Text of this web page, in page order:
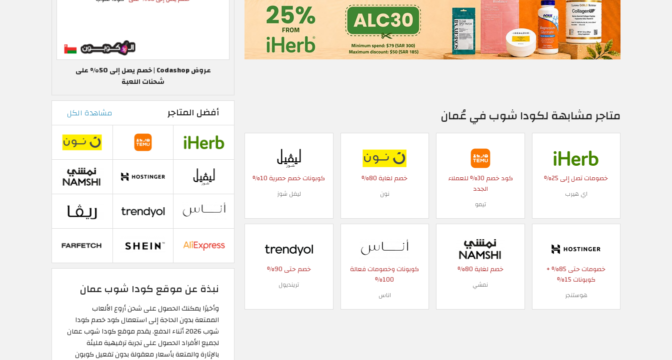
متاجر مشابهة لكودا شوب في عُمان
خصومات تصل إلى 25%
اي هيرب
كود خصم 30% للعملاء
الجدد
تيمو
خصم لغاية 80%
نون
كوبونات خصم حصرية 10%
ليفل شوز
خصومات حتى 85% +
كوبونات 15%
هوستنجر
خصم لغاية 80%
نمشي
كوبونات وخصومات فعالة
100%
اناس
خصم حتى 90%
ترينديول
عروض Codashop | خصم يصل إلى 50% على
شحنات اللعبة
أفضل المتاجر مشاهدة الكل
نبذة عن موقع كودا شوب عمان
وأخيرًا يمكنك الحصول على شحن أروع الألعاب
الممتعة بدون الحاجة إلى استعمال كود خصم كودا
شوب 2026 أثناء الدفع. يقدم موقع كودا شوب عمان
لجميع الأفراد الحصول على تجربة ترفيهية مليئة
بالإثارة والمتعة بأسعار معقولة بدون تفعيل كوبون